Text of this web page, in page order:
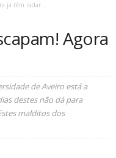
já têm radar…
Agora
de Aveiro está a
destes não dá para
malditos dos